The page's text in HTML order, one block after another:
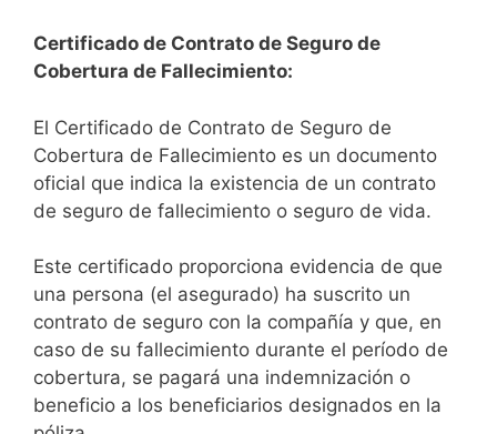
Certificado de Contrato de Seguro de
Cobertura de Fallecimiento:
El Certificado de Contrato de Seguro de
Cobertura de Fallecimiento es un documento
oficial que indica la existencia de un contrato
de seguro de fallecimiento o seguro de vida.
Este certificado proporciona evidencia de que
una persona (el asegurado) ha suscrito un
contrato de seguro con la compañía y que, en
caso de su fallecimiento durante el período de
cobertura, se pagará una indemnización o
beneficio a los beneficiarios designados en la